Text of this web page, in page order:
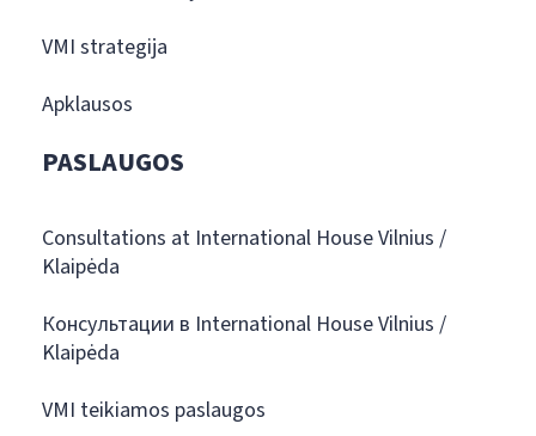
VMI strategija
Apklausos
PASLAUGOS
Consultations at International House Vilnius /
Klaipėda
Консультации в International House Vilnius /
Klaipėda
VMI teikiamos paslaugos